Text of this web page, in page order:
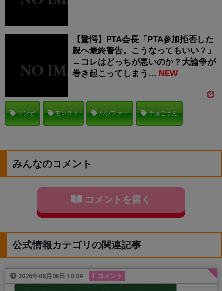
【驚愕】PTA会長「PTA参加拒否した
親へ最終警告。こうなってもいい？」
←コレはどっちが悪いのか？大論争が
巻き起こってしまう… NEW
マンガ モンスト ルシファー 堕落ごはん
みんなのコメント
コメントを書く
公式情報カテゴリの関連記事
2026年08月08日 10:09 1 コメント